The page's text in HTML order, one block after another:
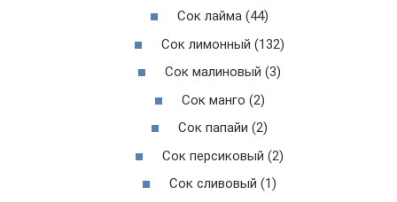
Сок лайма (44)
Сок лимонный (132)
Сок малиновый (3)
Сок манго (2)
Сок папайи (2)
Сок персиковый (2)
Сок сливовый (1)